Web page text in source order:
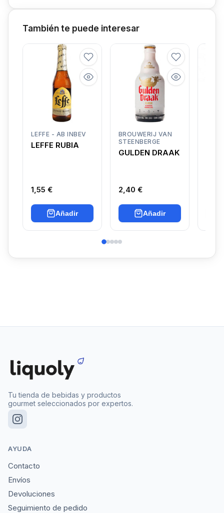
También te puede interesar
LEFFE - AB INBEV
LEFFE RUBIA
1,55 €
Añadir
BROUWERIJ VAN
STEENBERGE
GULDEN DRAAK
2,40 €
Añadir
Tu tienda de bebidas y productos
gourmet seleccionados por expertos.
AYUDA
Contacto
Envíos
Devoluciones
Seguimiento de pedido